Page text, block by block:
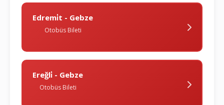
Edremi̇t - Gebze
Otobüs Bileti
Ereğli̇ - Gebze
Otobüs Bileti